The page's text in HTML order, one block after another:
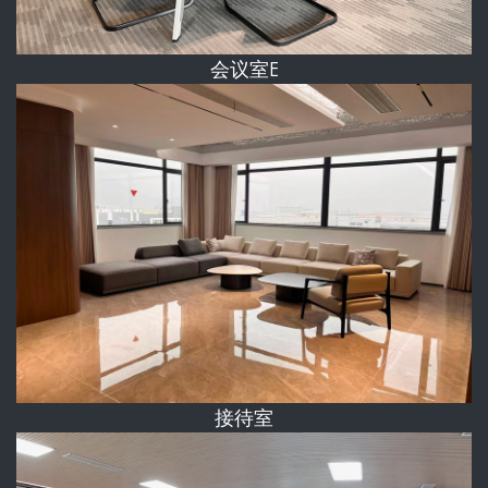
会议室E
接待室